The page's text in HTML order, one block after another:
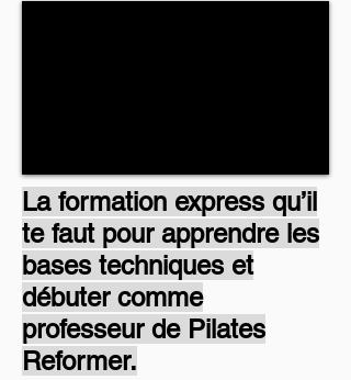
La formation express qu’il
te faut pour apprendre les
bases techniques et
débuter comme
professeur de Pilates
Reformer.